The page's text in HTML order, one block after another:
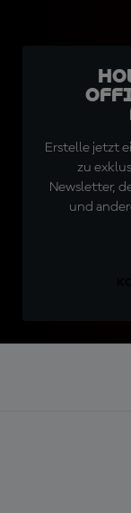
Erstelle jetzt
zu
Newsletter,
und